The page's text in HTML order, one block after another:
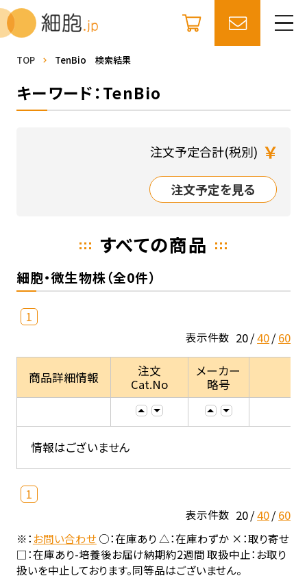
TOP TenBio 検索結果
キーワード：TenBio
注文予定合計(税別) ￥
注文予定を見る
すべての商品
細胞・微生物株（全0件）
1
表示件数 20 40 60
商品詳細情報
注文
Cat.No
メーカー
略号
情報はございません
1
表示件数 20 40 60
※：お問い合わせ○：在庫あり △：在庫わずか ×：取り寄せ
□：在庫あり-培養後お届け納期約2週間 取扱中止：お取り
扱いを中止しております。同等品はございません。